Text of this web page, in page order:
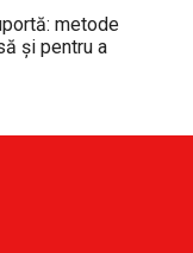
metode
și pentru a